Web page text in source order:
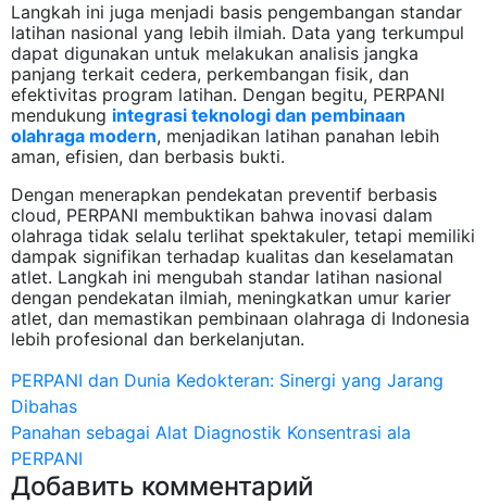
Langkah ini juga menjadi basis pengembangan standar
latihan nasional yang lebih ilmiah. Data yang terkumpul
dapat digunakan untuk melakukan analisis jangka
panjang terkait cedera, perkembangan fisik, dan
efektivitas program latihan. Dengan begitu, PERPANI
mendukung integrasi teknologi dan pembinaan
olahraga modern, menjadikan latihan panahan lebih
aman, efisien, dan berbasis bukti.
Dengan menerapkan pendekatan preventif berbasis
cloud, PERPANI membuktikan bahwa inovasi dalam
olahraga tidak selalu terlihat spektakuler, tetapi memiliki
dampak signifikan terhadap kualitas dan keselamatan
atlet. Langkah ini mengubah standar latihan nasional
dengan pendekatan ilmiah, meningkatkan umur karier
atlet, dan memastikan pembinaan olahraga di Indonesia
lebih profesional dan berkelanjutan.
Навигация
по
записям
PERPANI dan Dunia Kedokteran: Sinergi yang Jarang
Dibahas
Panahan sebagai Alat Diagnostik Konsentrasi ala
PERPANI
Добавить комментарий